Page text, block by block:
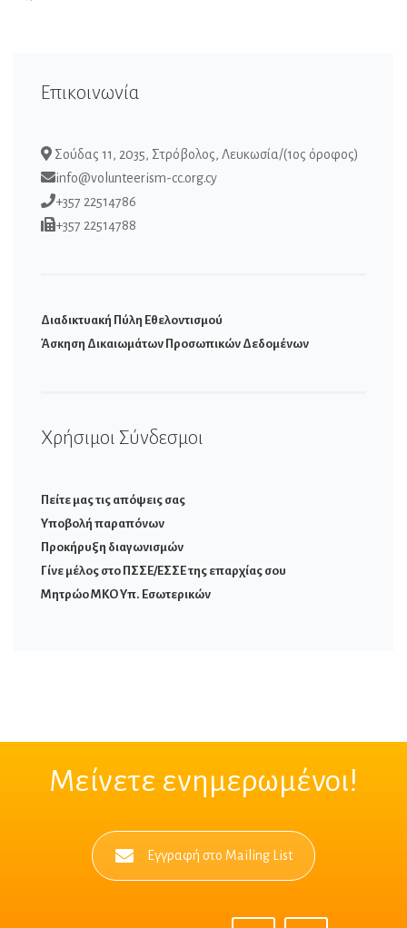
Επικοινωνία
Σούδας 11, 2035, Στρόβολος, Λευκωσία/(1ος όροφος)
info@volunteerism-cc.org.cy
+357 22514786
+357 22514788
Διαδικτυακή Πύλη Εθελοντισμού
Άσκηση Δικαιωμάτων Προσωπικών Δεδομένων
Χρήσιμοι Σύνδεσμοι
Πείτε μας τις απόψεις σας
Υποβολή παραπόνων
Προκήρυξη διαγωνισμών
Γίνε μέλος στο ΠΣΣΕ/ΕΣΣΕ της επαρχίας σου
Μητρώο ΜΚΟ Υπ. Εσωτερικών
Μείνετε ενημερωμένοι!
Εγγραφή στο Mailing List